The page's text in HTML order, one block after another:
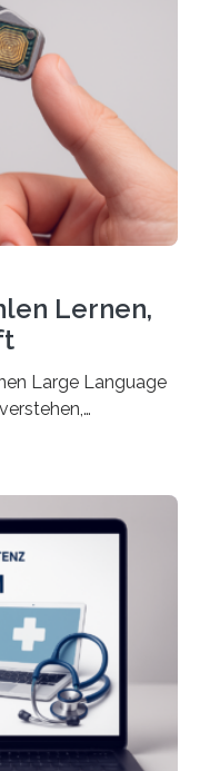
Begleitung
Das Ziel ist
der Person
unterstützt
schlägt. „Die Idee
Lernen,
Large Language
der Ruhr-
Bochum in
entwickelten
über die
das Sprachmodell
Intelligenz
Körpers
bewussten